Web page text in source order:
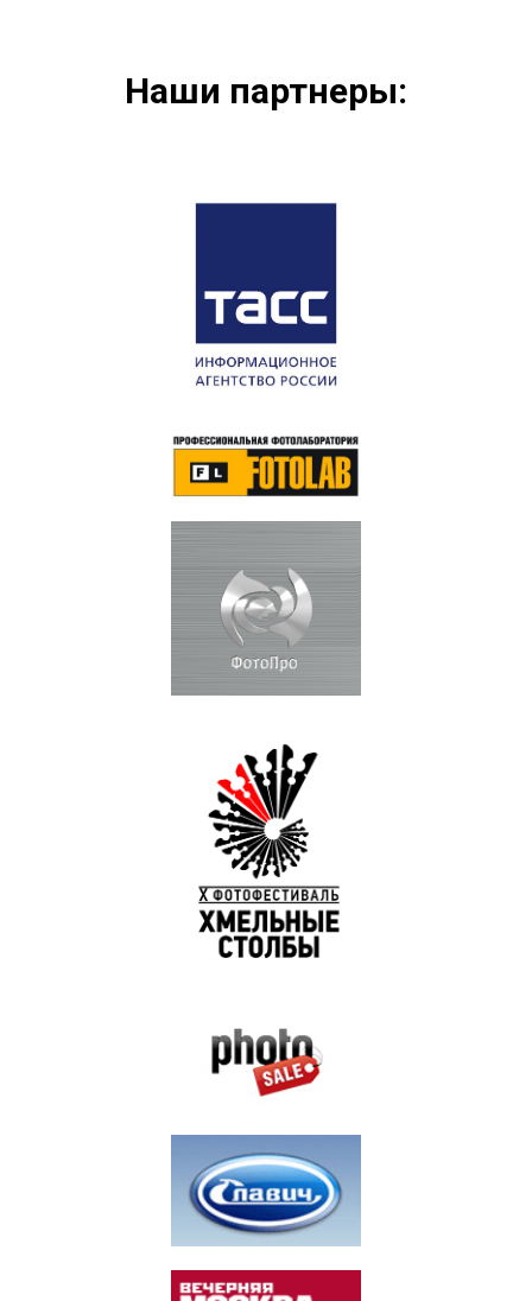
Наши партнеры: